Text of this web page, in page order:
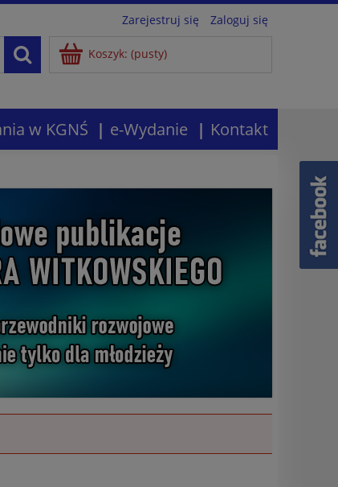
Zarejestruj się Zaloguj się
Koszyk: (pusty)
w KGNŚ e-Wydanie Kontakt